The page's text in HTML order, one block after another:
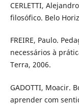
CERLETTI,
filosófico. Belo
FREIRE, Paulo.
necessários à
Terra, 2006.
GADOTTI, Moacir.
aprender com